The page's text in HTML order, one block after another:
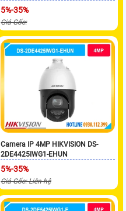
5%-35%
Giá Gốc:
Camera IP 4MP HIKVISION DS-
2DE4425IWG1-EHUN
5%-35%
Giá Gốc: Liên hệ